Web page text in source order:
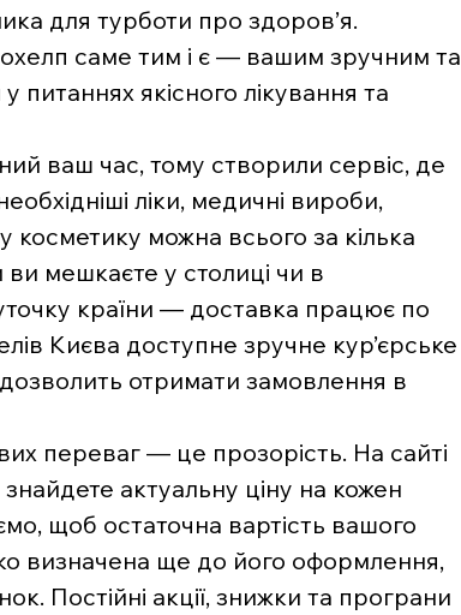
для турботи про здоров’я.
саме тим і є — вашим зручним та
питаннях якісного лікування та
ваш час, тому створили сервіс, де
ліки, медичні вироби,
косметику можна всього за кілька
ви мешкаєте у столиці чи в
країни — доставка працює по
Києва доступне зручне кур’єрське
отримати замовлення в
переваг — це прозорість. На сайті
актуальну ціну на кожен
щоб остаточна вартість вашого
визначена ще до його оформлення,
Постійні акції, знижки та програни